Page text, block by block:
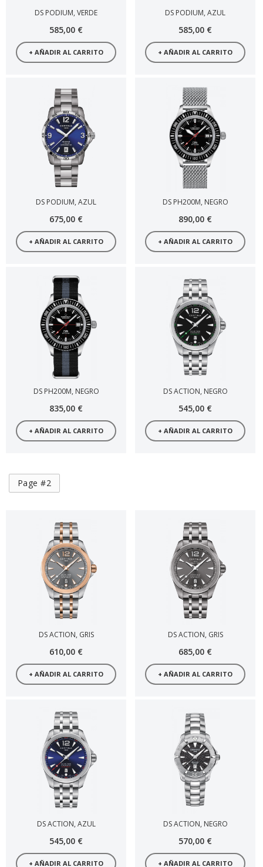
DS PODIUM, VERDE
585,00 €
+ AÑADIR AL CARRITO
DS PODIUM, AZUL
585,00 €
+ AÑADIR AL CARRITO
DS PODIUM, AZUL
675,00 €
+ AÑADIR AL CARRITO
DS PH200M, NEGRO
890,00 €
+ AÑADIR AL CARRITO
DS PH200M, NEGRO
835,00 €
+ AÑADIR AL CARRITO
DS ACTION, NEGRO
545,00 €
+ AÑADIR AL CARRITO
Page #2
DS ACTION, GRIS
610,00 €
+ AÑADIR AL CARRITO
DS ACTION, GRIS
685,00 €
+ AÑADIR AL CARRITO
DS ACTION, AZUL
545,00 €
+ AÑADIR AL CARRITO
DS ACTION, NEGRO
570,00 €
+ AÑADIR AL CARRITO